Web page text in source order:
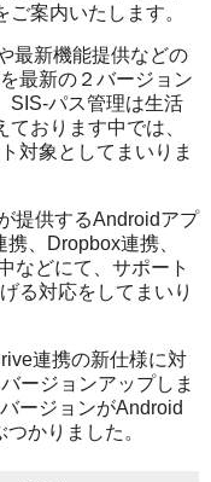
案内いたします。
最新機能提供などの
最新の２バージョン
SIS-パス管理は生活
おります中では、
対象としてまいりま
提供するAndroidアプ
、Dropbox連携、
などにて、サポート
る対応をしてまいり
連携の新仕様に対
ージョンアップしま
ージョンがAndroid
かりました。